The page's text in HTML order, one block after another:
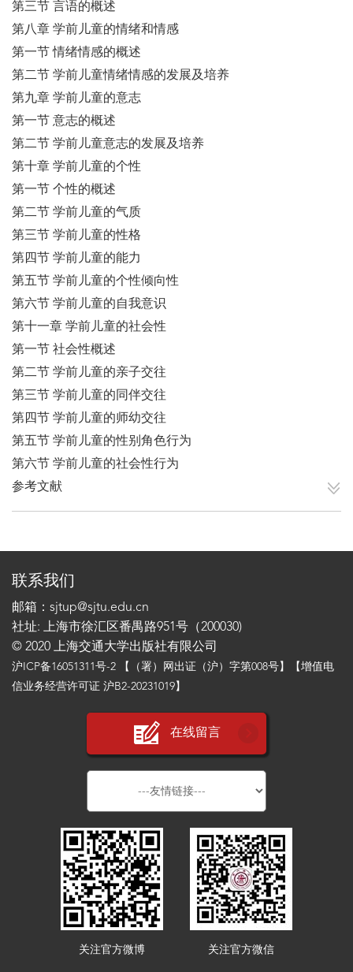
第三节 言语的概述
第八章 学前儿童的情绪和情感
第一节 情绪情感的概述
第二节 学前儿童情绪情感的发展及培养
第九章 学前儿童的意志
第一节 意志的概述
第二节 学前儿童意志的发展及培养
第十章 学前儿童的个性
第一节 个性的概述
第二节 学前儿童的气质
第三节 学前儿童的性格
第四节 学前儿童的能力
第五节 学前儿童的个性倾向性
第六节 学前儿童的自我意识
第十一章 学前儿童的社会性
第一节 社会性概述
第二节 学前儿童的亲子交往
第三节 学前儿童的同伴交往
第四节 学前儿童的师幼交往
第五节 学前儿童的性别角色行为
第六节 学前儿童的社会性行为
参考文献
联系我们
邮箱：sjtup@sjtu.edu.cn
社址: 上海市徐汇区番禺路951号（200030)
© 2020 上海交通大学出版社有限公司
沪ICP备16051311号-2 【（署）网出证（沪）字第008号】【增值电
信业务经营许可证 沪B2-20231019】
在线留言
关注官方微博 关注官方微信